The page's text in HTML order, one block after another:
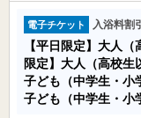
電子チケット 入浴料割引
【平日限定】大人（
限定】大人（高校生
子ども（中学生・小
子ども（中学生・小